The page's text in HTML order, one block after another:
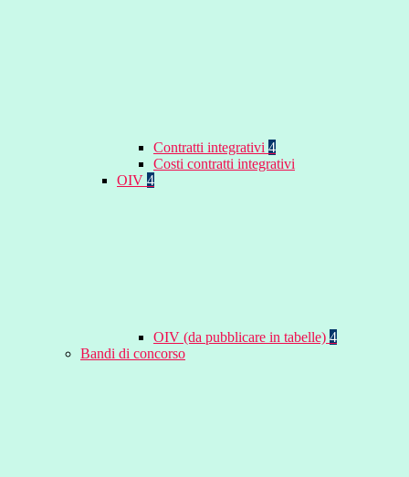
Contratti integrativi 4
Costi contratti integrativi
OIV 4
OIV (da pubblicare in tabelle) 4
Bandi di concorso